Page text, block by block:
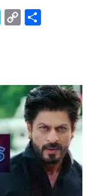
T
a
m
C
Li
n
k